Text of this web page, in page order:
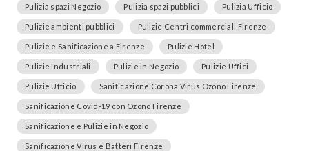
Pulizia spazi Negozio Pulizia spazi pubblici Pulizia Ufficio
Pulizie ambienti pubblici Pulizie Centri commerciali Firenze
Pulizie e Sanificazione a Firenze Pulizie Hotel
Pulizie Industriali Pulizie in Negozio Pulizie Uffici
Pulizie Ufficio Sanificazione Corona Virus Ozono Firenze
Sanificazione Covid-19 con Ozono Firenze
Sanificazione e Pulizie in Negozio
Sanificazione Virus e Batteri Firenze